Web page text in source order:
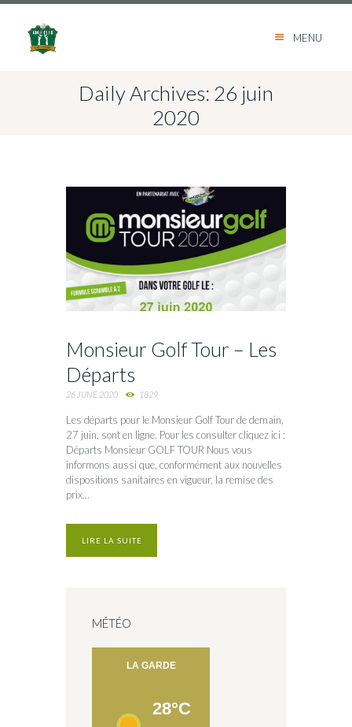
MENU
Daily Archives: 26 juin
2020
Monsieur Golf Tour – Les
Départs
26 JUNE 2020 1829
Les départs pour le Monsieur Golf Tour de demain,
27 juin, sont en ligne. Pour les consulter cliquez ici :
Départs Monsieur GOLF TOUR Nous vous
informons aussi que, conformément aux nouvelles
dispositions sanitaires en vigueur, la remise des
prix...
LIRE LA SUITE
MÉTÉO